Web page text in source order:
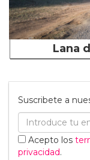
Lana
Suscribete a
Acepto los
privacidad.